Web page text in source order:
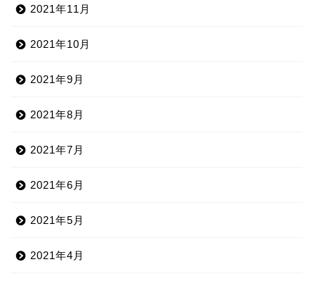
2021年11月
2021年10月
2021年9月
2021年8月
2021年7月
2021年6月
2021年5月
2021年4月